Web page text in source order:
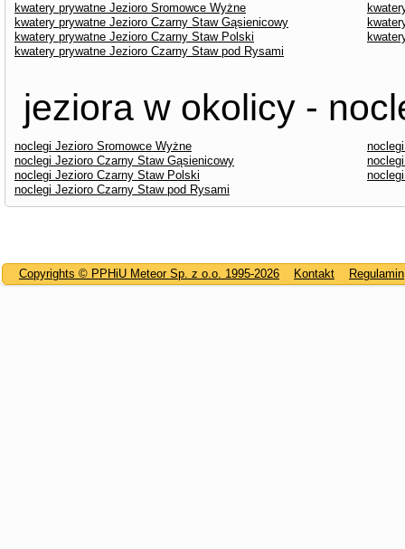
kwatery prywatne Jezioro Sromowce Wyżne
kwatery prywatne Jezioro Czarny Staw Gąsienicowy
kwatery prywatne Jezioro Czarny Staw Polski
kwatery prywatne Jezioro Czarny Staw pod Rysami
jeziora w okolicy -
noclegi Jezioro Sromowce Wyżne
noclegi Jezioro Czarny Staw Gąsienicowy
noclegi Jezioro Czarny Staw Polski
noclegi Jezioro Czarny Staw pod Rysami
Copyrights © PPHiU Meteor Sp. z o.o. 1995-2026 Kontakt Regulamin